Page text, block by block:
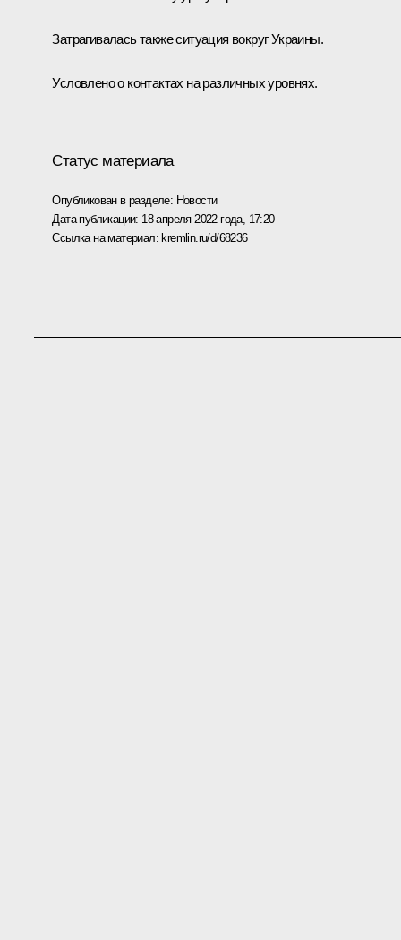
Затрагивалась также ситуация вокруг Украины.
Условлено о контактах на различных уровнях.
Статус материала
Опубликован в разделе: Новости
Дата публикации: 18 апреля 2022 года, 17:20
Ссылка на материал: kremlin.ru/d/68236